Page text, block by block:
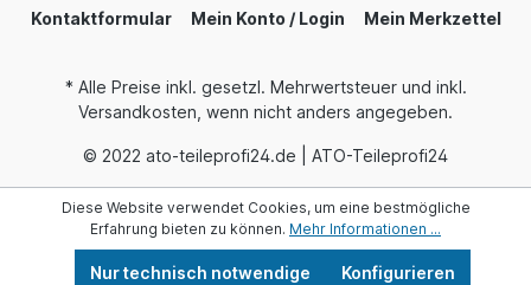
Kontaktformular Mein Konto / Login Mein Merkzettel
* Alle Preise inkl. gesetzl. Mehrwertsteuer und inkl.
Versandkosten, wenn nicht anders angegeben.
© 2022 ato-teileprofi24.de | ATO-Teileprofi24
Diese Website verwendet Cookies, um eine bestmögliche
Erfahrung bieten zu können. Mehr Informationen ...
Nur technisch notwendige Konfigurieren